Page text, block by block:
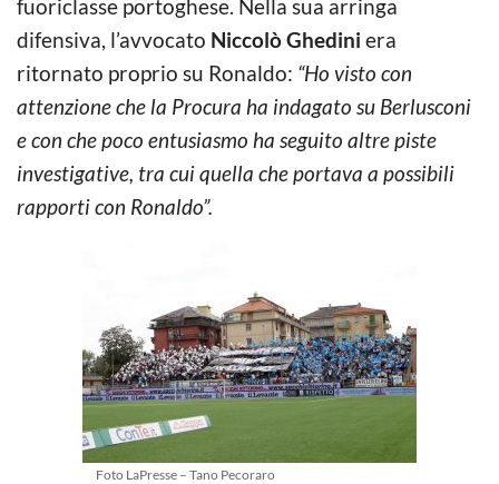
fuoriclasse portoghese. Nella sua arringa
difensiva, l’avvocato Niccolò Ghedini era
ritornato proprio su Ronaldo: “Ho visto con
attenzione che la Procura ha indagato su Berlusconi
e con che poco entusiasmo ha seguito altre piste
investigative, tra cui quella che portava a possibili
rapporti con Ronaldo”.
Foto LaPresse – Tano Pecoraro